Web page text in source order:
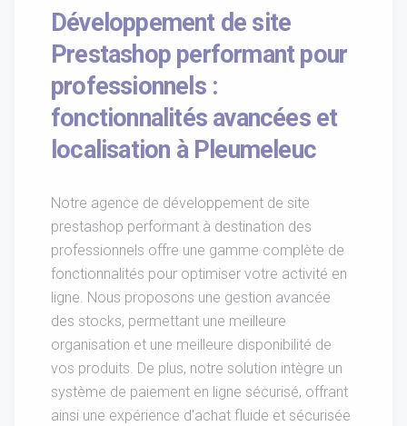
Développement de site
Prestashop performant pour
professionnels :
fonctionnalités avancées et
localisation à Pleumeleuc
Notre agence de développement de site
prestashop performant à destination des
professionnels offre une gamme complète de
fonctionnalités pour optimiser votre activité en
ligne. Nous proposons une gestion avancée
des stocks, permettant une meilleure
organisation et une meilleure disponibilité de
vos produits. De plus, notre solution intègre un
système de paiement en ligne sécurisé, offrant
ainsi une expérience d'achat fluide et sécurisée